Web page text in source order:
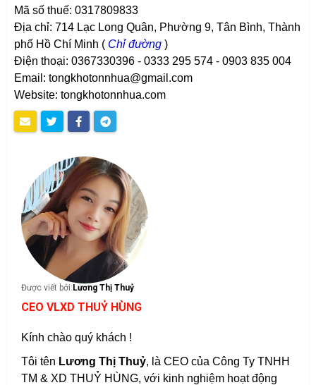
Mã số thuế: 0317809833
Địa chỉ: 714 Lạc Long Quân, Phường 9, Tân Bình, Thành
phố Hồ Chí Minh ( Chỉ đường )
Điện thoại: 0367330396 - 0333 295 574 - 0903 835 004
Email: tongkhotonnhua@gmail.com
Website: tongkhotonnhua.com
Được viết bởi:Lương Thị Thuỷ
CEO VLXD THUỶ HÙNG
Kính chào quý khách !
Tôi tên Lương Thị Thuỷ, là CEO của Công Ty TNHH
TM & XD THUỶ HÙNG, với kinh nghiệm hoạt động